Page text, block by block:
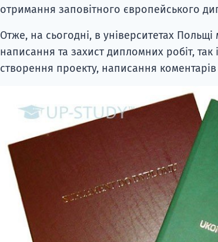
отримання заповітного європейського
Отже, на сьогодні, в університетах
написання та захист дипломних робіт, так
створення проекту, написання